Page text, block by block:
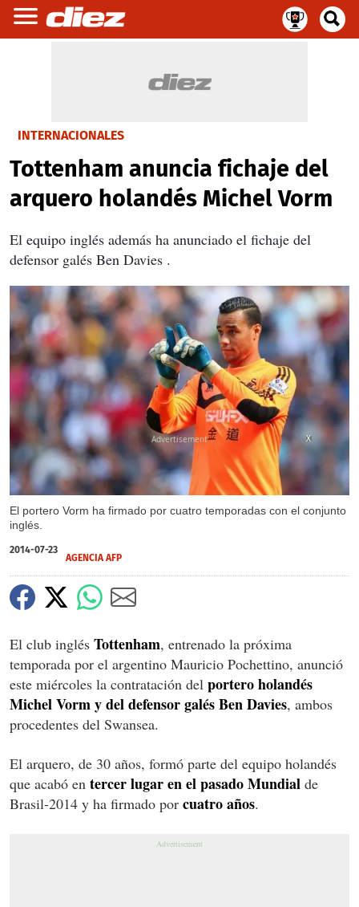
INTERNACIONALES
Tottenham anuncia fichaje del
arquero holandés Michel Vorm
El equipo inglés además ha anunciado el fichaje del
defensor galés Ben Davies .
El portero Vorm ha firmado por cuatro temporadas con el conjunto
inglés.
X
2014-07-23
AGENCIA AFP
El club inglés Tottenham, entrenado la próxima
temporada por el argentino Mauricio Pochettino, anunció
este miércoles la contratación del portero holandés
Michel Vorm y del defensor galés Ben Davies, ambos
procedentes del Swansea.
El arquero, de 30 años, formó parte del equipo holandés
que acabó en tercer lugar en el pasado Mundial de
Brasil-2014 y ha firmado por cuatro años.